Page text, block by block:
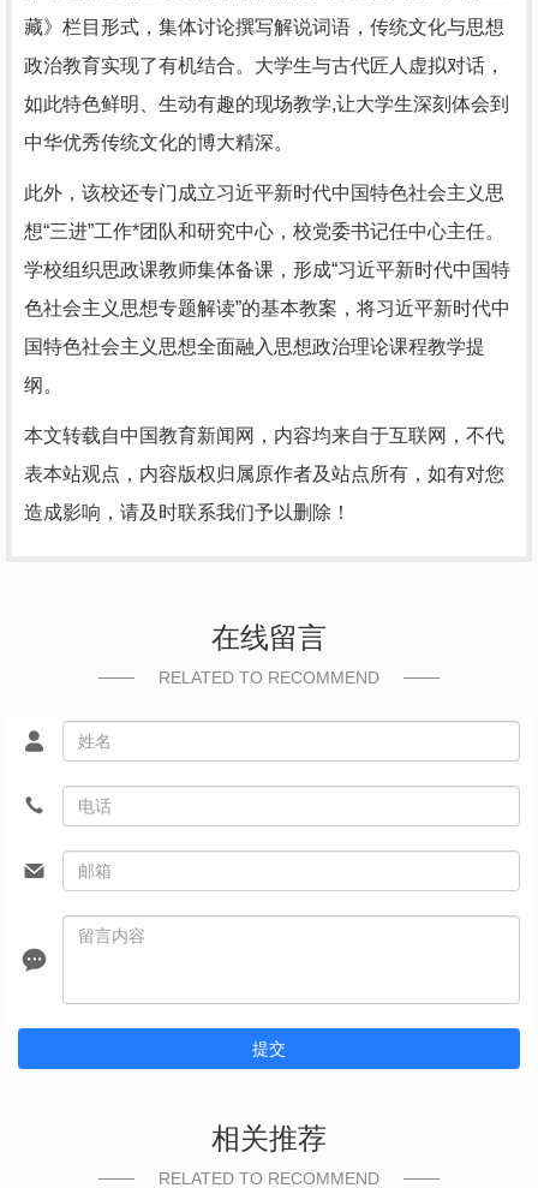
藏》栏目形式，集体讨论撰写解说词语，传统文化与思想
政治教育实现了有机结合。大学生与古代匠人虚拟对话，
如此特色鲜明、生动有趣的现场教学,让大学生深刻体会到
中华优秀传统文化的博大精深。
此外，该校还专门成立习近平新时代中国特色社会主义思
想“三进”工作*团队和研究中心，校党委书记任中心主任。
学校组织思政课教师集体备课，形成“习近平新时代中国特
色社会主义思想专题解读”的基本教案，将习近平新时代中
国特色社会主义思想全面融入思想政治理论课程教学提
纲。
本文转载自中国教育新闻网，内容均来自于互联网，不代
表本站观点，内容版权归属原作者及站点所有，如有对您
造成影响，请及时联系我们予以删除！
在线留言
RELATED TO RECOMMEND
提交
相关推荐
RELATED TO RECOMMEND